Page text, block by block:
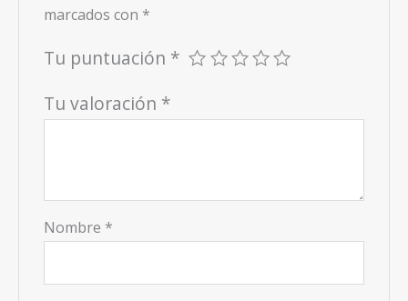
marcados con *
Tu puntuación *
Tu valoración *
Nombre *